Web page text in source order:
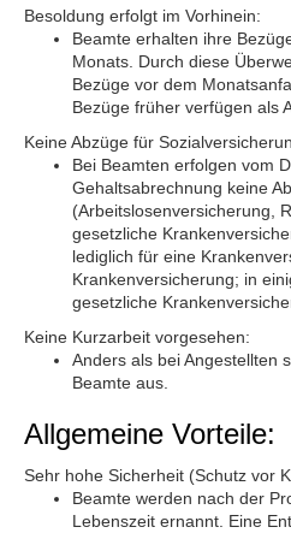
Besoldung erfolgt im Vorhinein:
Beamte erhalten ihre
Monats. Durch diese
Bezüge vor dem
Bezüge früher verfügen als
Keine Abzüge für
Bei Beamten erfolgen vom
Gehaltsabrechnung keine
(Arbeitslosenversicherung,
gesetzliche
lediglich für eine
Krankenversicherung; in
gesetzliche
Keine Kurzarbeit vorgesehen:
Anders als bei Angestellten
Beamte aus.
Allgemeine Vorteile:
Sehr hohe Sicherheit (Schutz vor
Beamte werden nach der
Lebenszeit ernannt. Eine